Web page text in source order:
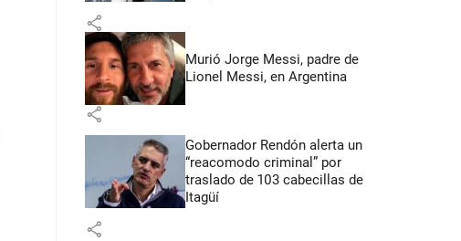
share
Murió Jorge Messi, padre de
Lionel Messi, en Argentina
share
Gobernador Rendón alerta un
“reacomodo criminal” por
traslado de 103 cabecillas de
Itagüí
share